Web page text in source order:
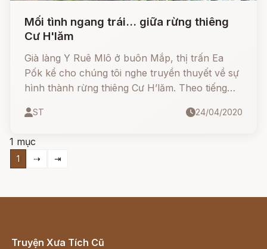
Mối tình ngang trái... giữa rừng thiêng
Cư H'lăm
Già làng Y Ruê Mlô ở buôn Mắp, thị trấn Ea
Pốk kể cho chúng tôi nghe truyền thuyết về sự
hình thành rừng thiêng Cư H’lăm. Theo tiếng
nghĩa là loạn luân. Ngày xửa, ngọn đồi này đã
có tên gọi; trên đồi rừng cây rậm rạp và có rất
nhiều loài thú dữ.
ST 24/04/2020
1 mục
1 ⇢ ⇥
Truyện Xưa Tích Cũ